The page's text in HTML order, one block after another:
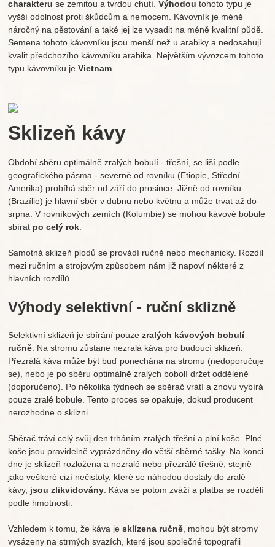
charakteru se zemitou a tvrdou chutí.Výhodou tohoto typu je
vyšší odolnost proti škůdcům a nemocem. Kávovník je méně
náročný na pěstování a také jej lze vysadit na méně kvalitní půdě.
Semena tohoto kávovníku jsou menší než u arabiky a nedosahují
kvalit předchozího kávovníku arabika. Největším vývozcem tohoto
typu kávovníku jeVietnam.
Sklizeň kávy
Období sběru optimálně zralých bobulí - třešní, se liší podle
geografického pásma - severně od rovníku (Etiopie, Střední
Amerika) probíhá sběr od září do prosince. Jižně od rovníku
(Brazílie) je hlavní sběr v dubnu nebo květnu a může trvat až do
srpna. V rovníkových zemích (Kolumbie) se mohou kávové bobule
sbírat po celý rok.
Samotná sklizeň plodů se provádí ručně nebo mechanicky. Rozdíl
mezi ručním a strojovým způsobem nám již napoví některé z
hlavních rozdílů.
Výhody selektivní - ruční sklizně
Selektivní sklizeň je sbírání pouzezralých kávových bobulí
ručně. Na stromu zůstane nezralá káva pro budoucí sklizeň.
Přezrálá káva může být buď ponechána na stromu (nedoporučuje
se), nebo je po sběru optimálně zralých bobolí držet odděleně
(doporučeno). Po několika týdnech se sběrač vrátí a znovu vybírá
pouze zralé bobule. Tento proces se opakuje, dokud producent
nerozhodne o sklizni.
Sběrač tráví celý svůj den trháním zralých třešní a plní koše. Plné
koše jsou pravidelně vyprázdněny do větší sběrné tašky. Na konci
dne je sklizeň rozložena a nezralé nebo přezrálé třešně, stejně
jako veškeré cizí nečistoty, které se náhodou dostaly do zralé
kávy, jsou zlikvidovány. Káva se potom zváží a platba se rozdělí
podle hmotnosti.
Vzhledem k tomu, že káva jesklízena ručně, mohou být stromy
vysázeny na strmých svazích, které jsou společné topografii